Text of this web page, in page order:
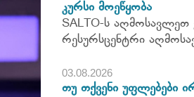
კურსი მოეწყობა
SALTO-ს აღმოსავლეთ
რესურსცენტრი
03.08.2026
თუ თქვენი უფლებები